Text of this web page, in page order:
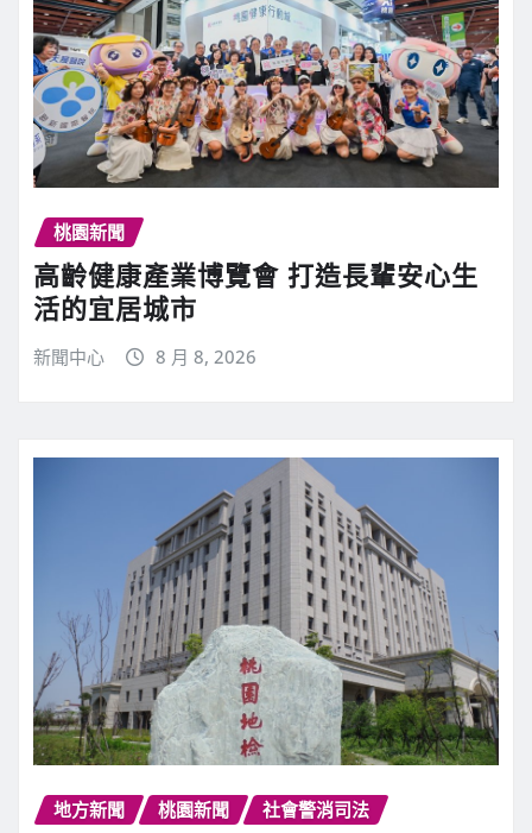
桃園新聞
高齡健康產業博覽會 打造長輩安心生
活的宜居城市
新聞中心 8 月 8, 2026
地方新聞 桃園新聞 社會警消司法